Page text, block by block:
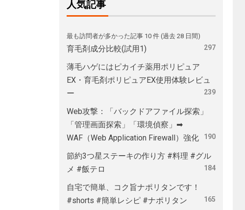
人気記事
最も訪問者が多かった記事 10 件 (過去 28 日間)
育毛剤成分比較(試用1) 297
薄毛ハゲにはピカイチ薬用ポリピュア
EX・育毛剤ポリピュアEX使用体験レビュ
ー
239
Web攻撃：「バックドアファイル探索」
「管理画面探索」「環境偵察」➡
WAF（Web Application Firewall）強化
190
節約3つ星ステーキの作り方 #料理 #グル
メ #飯テロ
184
自宅で簡単、コク旨ナポリタンです！
#shorts #簡単レシピ #ナポリタン
165